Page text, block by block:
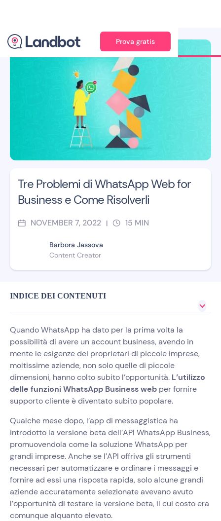
Prova gratis
Tre Problemi di WhatsApp Web for
Business e Come Risolverli
NOVEMBER 7, 2022 | 15 MIN
Barbora Jassova
Content Creator
Illustrator: Adan Augusto
INDICE DEI CONTENUTI
Quando WhatsApp ha dato per la prima volta la
possibilità di avere un account business, avendo in
mente le esigenze dei proprietari di piccole imprese,
moltissime aziende, non solo quelle di piccole
dimensioni, hanno colto subito l’opportunità. L’utilizzo
delle funzioni WhatsApp Business web per fornire
supporto cliente è diventato subito popolare.
Qualche mese dopo, l’app di messaggistica ha
introdotto la versione beta dell’API WhatsApp Business,
promuovendola come la soluzione WhatsApp per
grandi imprese. Anche se l’API offriva gli strumenti
necessari per automatizzare e ordinare i messaggi e
fornire ad essi una risposta rapida, solo alcune grandi
aziende accuratamente selezionate avevano avuto
l’opportunità di testare la versione beta, il cui costo era
comunque alquanto elevato.